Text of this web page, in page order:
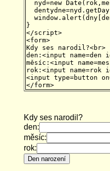
nyd=new
}
</script>
<form>
Kdy ses narodil?<br>
den:<input name=den
měsíc:<input
rok:<input name=rok
<input type=button
Kdy ses narodil?
den:
měsíc:
rok: